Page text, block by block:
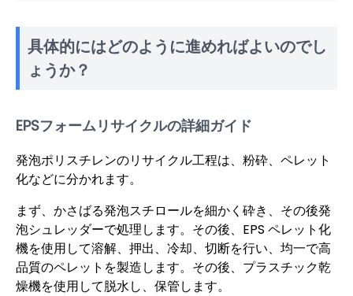
具体的にはどのように進めればよいのでし
ょうか？
EPSフォームリサイクルの詳細ガイド
発泡ポリスチレンのリサイクル工程は、粉砕、ペレット
化などに分かれます。
まず、かさばる発泡スチロールを細かく砕き、その後発
泡シュレッダーで処理します。その後、EPS ペレット化
機を使用して溶解、押出、冷却、切断を行い、均一で高
品質のペレットを製造します。その後、プラスチック乾
燥機を使用して脱水し、保管します。